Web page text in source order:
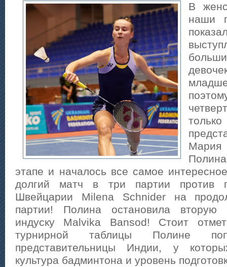
В
наши
этапе и началось все самое
долгий матч в три партии против
Швейцарии Milena Schnider на
партии! Полина остановила вторую
индуску Malvika Bansod! Стоит
турнирной таблицы Полине
представительницы Индии, у
культура бадминтона и уровень